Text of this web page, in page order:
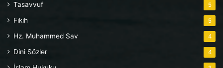
Tasavvuf 5
Fıkıh 5
Hz. Muhammed Sav 4
Dini Sözler 4